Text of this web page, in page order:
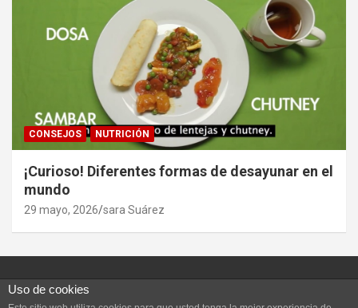
CONSEJOS NUTRICIÓN
¡Curioso! Diferentes formas de desayunar en el
mundo
29 mayo, 2026 sara Suárez
Uso de cookies